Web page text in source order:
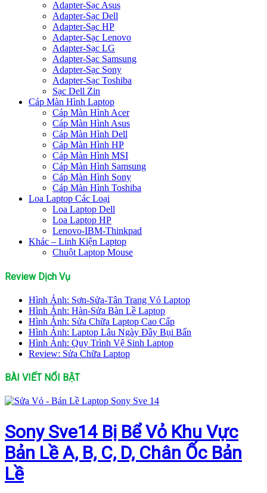
Adapter-Sạc Asus
Adapter-Sạc Dell
Adapter-Sạc HP
Adapter-Sạc Lenovo
Adapter-Sạc LG
Adapter-Sạc Samsung
Adapter-Sạc Sony
Adapter-Sạc Toshiba
Sạc Dell Zin
Cáp Màn Hình Laptop
Cáp Màn Hình Acer
Cáp Màn Hình Asus
Cáp Màn Hình Dell
Cáp Màn Hình HP
Cáp Màn Hình MSI
Cáp Màn Hình Samsung
Cáp Màn Hình Sony
Cáp Màn Hình Toshiba
Loa Laptop Các Loại
Loa Laptop Dell
Loa Laptop HP
Lenovo-IBM-Thinkpad
Khác – Linh Kiện Laptop
Chuột Laptop Mouse
Review Dịch Vụ
Hình Ảnh: Sơn-Sửa-Tân Trang Vỏ Laptop
Hình Ảnh: Hàn-Sửa Bàn Lề Laptop
Hình Ảnh: Sửa Chữa Laptop Cao Cấp
Hình Ảnh: Laptop Lâu Ngày Đầy Bụi Bẩn
Hình Ảnh: Quy Trình Vệ Sinh Laptop
Review: Sửa Chữa Laptop
BÀI VIẾT NỔI BẬT
Sony Sve14 Bị Bể Vỏ Khu Vực
Bản Lề A, B, C, D, Chân Ốc Bản
Lề